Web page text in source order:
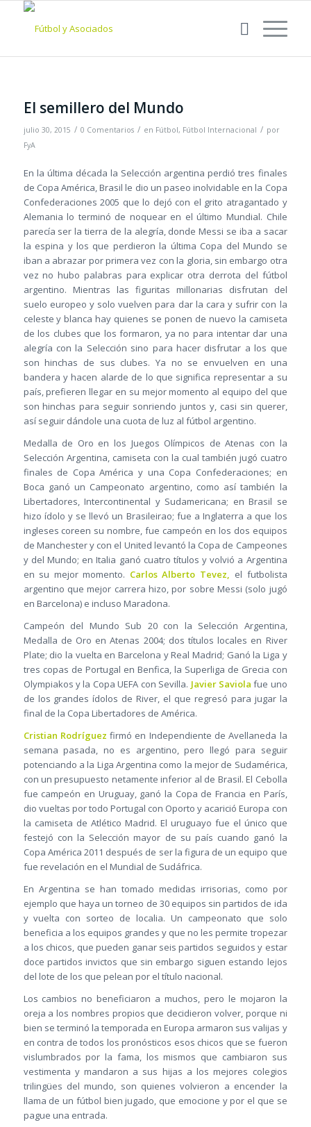
El semillero del Mundo
julio 30, 2015 / 0 Comentarios / en Fútbol, Fútbol Internacional / por
FyA
En la última década la Selección argentina perdió tres finales
de Copa América, Brasil le dio un paseo inolvidable en la Copa
Confederaciones 2005 que lo dejó con el grito atragantado y
Alemania lo terminó de noquear en el último Mundial. Chile
parecía ser la tierra de la alegría, donde Messi se iba a sacar
la espina y los que perdieron la última Copa del Mundo se
iban a abrazar por primera vez con la gloria, sin embargo otra
vez no hubo palabras para explicar otra derrota del fútbol
argentino. Mientras las figuritas millonarias disfrutan del
suelo europeo y solo vuelven para dar la cara y sufrir con la
celeste y blanca hay quienes se ponen de nuevo la camiseta
de los clubes que los formaron, ya no para intentar dar una
alegría con la Selección sino para hacer disfrutar a los que
son hinchas de sus clubes. Ya no se envuelven en una
bandera y hacen alarde de lo que significa representar a su
país, prefieren llegar en su mejor momento al equipo del que
son hinchas para seguir sonriendo juntos y, casi sin querer,
así seguir dándole una cuota de luz al fútbol argentino.
Medalla de Oro en los Juegos Olímpicos de Atenas con la
Selección Argentina, camiseta con la cual también jugó cuatro
finales de Copa América y una Copa Confederaciones; en
Boca ganó un Campeonato argentino, como así también la
Libertadores, Intercontinental y Sudamericana; en Brasil se
hizo ídolo y se llevó un Brasileirao; fue a Inglaterra a que los
ingleses coreen su nombre, fue campeón en los dos equipos
de Manchester y con el United levantó la Copa de Campeones
y del Mundo; en Italia ganó cuatro títulos y volvió a Argentina
en su mejor momento. Carlos Alberto Tevez, el futbolista
argentino que mejor carrera hizo, por sobre Messi (solo jugó
en Barcelona) e incluso Maradona.
Campeón del Mundo Sub 20 con la Selección Argentina,
Medalla de Oro en Atenas 2004; dos títulos locales en River
Plate; dio la vuelta en Barcelona y Real Madrid; Ganó la Liga y
tres copas de Portugal en Benfica, la Superliga de Grecia con
Olympiakos y la Copa UEFA con Sevilla. Javier Saviola fue uno
de los grandes ídolos de River, el que regresó para jugar la
final de la Copa Libertadores de América.
Cristian Rodríguez firmó en Independiente de Avellaneda la
semana pasada, no es argentino, pero llegó para seguir
potenciando a la Liga Argentina como la mejor de Sudamérica,
con un presupuesto netamente inferior al de Brasil. El Cebolla
fue campeón en Uruguay, ganó la Copa de Francia en París,
dio vueltas por todo Portugal con Oporto y acarició Europa con
la camiseta de Atlético Madrid. El uruguayo fue el único que
festejó con la Selección mayor de su país cuando ganó la
Copa América 2011 después de ser la figura de un equipo que
fue revelación en el Mundial de Sudáfrica.
En Argentina se han tomado medidas irrisorias, como por
ejemplo que haya un torneo de 30 equipos sin partidos de ida
y vuelta con sorteo de localia. Un campeonato que solo
beneficia a los equipos grandes y que no les permite tropezar
a los chicos, que pueden ganar seis partidos seguidos y estar
doce partidos invictos que sin embargo siguen estando lejos
del lote de los que pelean por el título nacional.
Los cambios no beneficiaron a muchos, pero le mojaron la
oreja a los nombres propios que decidieron volver, porque ni
bien se terminó la temporada en Europa armaron sus valijas y
en contra de todos los pronósticos esos chicos que se fueron
vislumbrados por la fama, los mismos que cambiaron sus
vestimenta y mandaron a sus hijas a los mejores colegios
trilingües del mundo, son quienes volvieron a encender la
llama de un fútbol bien jugado, que emocione y por el que se
pague una entrada.